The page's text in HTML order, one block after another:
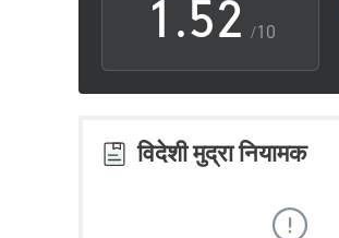
1
2
3
.5
6
7
2
3
4
/10
विदेशी मुद्रा नियामक